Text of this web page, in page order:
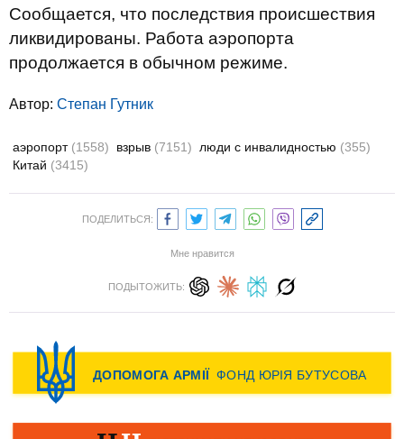
Сообщается, что последствия происшествия
ликвидированы. Работа аэропорта
продолжается в обычном режиме.
Автор: Степан Гутник
аэропорт (1558) взрыв (7151) люди с инвалидностью (355)
Китай (3415)
ПОДЕЛИТЬСЯ:
Мне нравится
ПОДЫТОЖИТЬ: